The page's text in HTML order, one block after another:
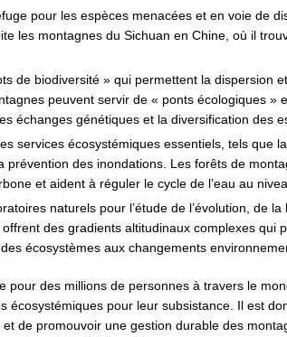
pour les espèces menacées et en voie de
les montagnes du Sichuan en Chine, où il
de biodiversité » qui permettent la dispersion
peuvent servir de « ponts écologiques »
échanges génétiques et la diversification des
services écosystémiques essentiels, tels que
prévention des inondations. Les forêts de
et aident à réguler le cycle de l’eau au
naturels pour l’étude de l’évolution, de
des gradients altitudinaux complexes qui
écosystèmes aux changements
pour des millions de personnes à travers le
écosystémiques pour leur subsistance. Il est
de promouvoir une gestion durable des